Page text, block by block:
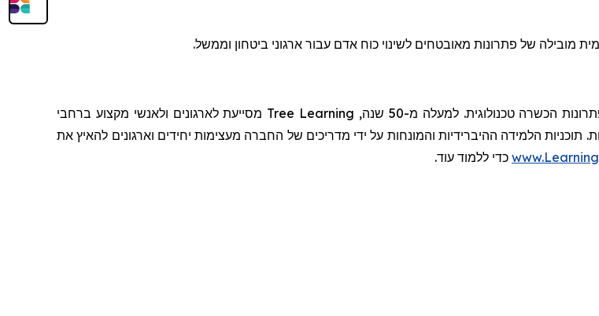
מובילה של פתרונות מאובטחים לשינוי כוח אדם עבור ארגוני ביטחון וממשל.
הכשרה טכנולוגית.למעלה מ-50 שנה,
Learning
Tree מסייעת לארגונים ולאנשי מקצוע ברחבי
. תוכניות הלמידה ההיברידיות והמונחות על ידי מדריכים של החברה מעצימות יחידים וארגונים להאיץ את
כדי ללמוד עוד.